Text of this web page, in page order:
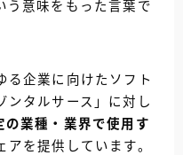
う意味をもった言葉で
る企業に向けたソフト
ンタルサース」に対し
の業種・業界で使用す
アを提供しています。